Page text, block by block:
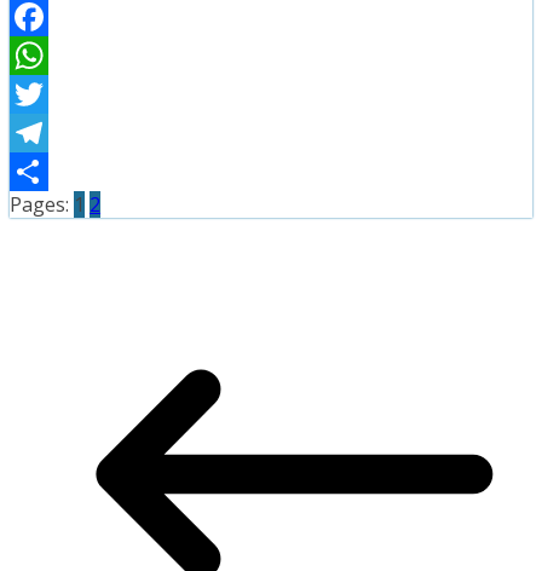
Facebook
WhatsApp
Twitter
Telegram
Share
Pages: 1 2